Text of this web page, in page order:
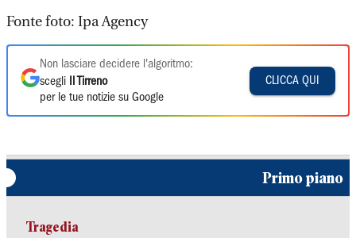
Fonte foto: Ipa Agency
Non lasciare decidere l'algoritmo:
scegli
Il Tirreno
per le tue notizie su Google
CLICCA QUI
Primo piano
Tragedia